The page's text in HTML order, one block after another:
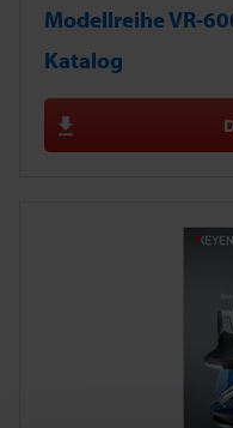
Modellreihe VR-
Katalog